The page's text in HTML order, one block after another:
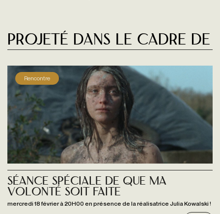
Projeté dans le cadre de
Rencontre
Séance spéciale de QUE MA
VOLONTÉ SOIT FAITE
mercredi 18 février à 20H00 en présence de la réalisatrice Julia Kowalski !